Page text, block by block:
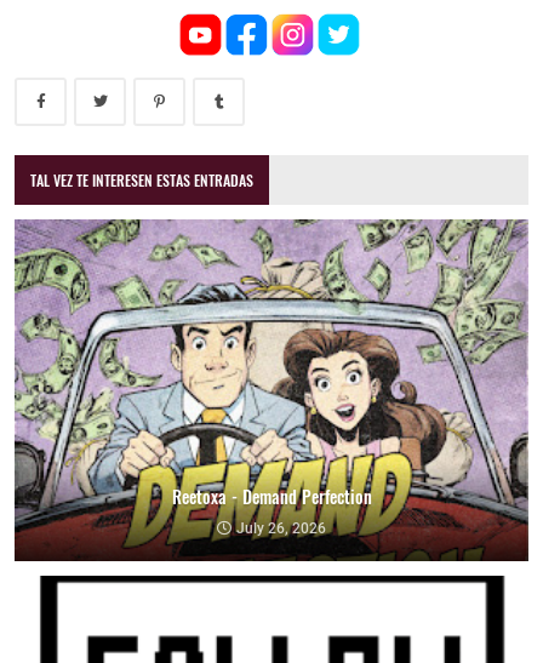
TAL VEZ TE INTERESEN ESTAS ENTRADAS
Reetoxa - Demand Perfection
July 26, 2026